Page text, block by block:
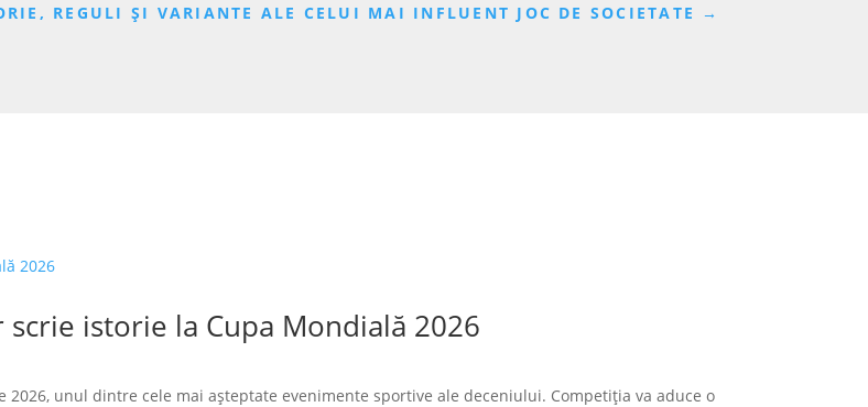
REGULI ȘI VARIANTE ALE CELUI MAI INFLUENT JOC DE SOCIETATE →
istorie la Cupa Mondială 2026
unul dintre cele mai așteptate evenimente sportive ale deceniului. Competiția va aduce o